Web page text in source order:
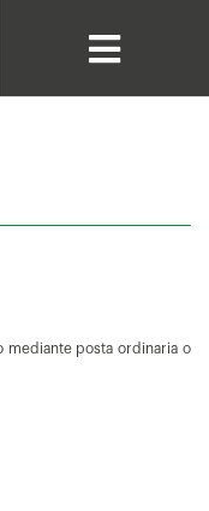
mediante posta ordinaria o